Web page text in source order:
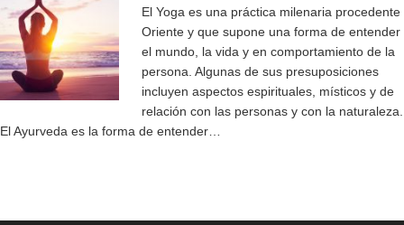
El Yoga es una práctica milenaria procedente
Oriente y que supone una forma de entender
el mundo, la vida y en comportamiento de la
persona. Algunas de sus presuposiciones
incluyen aspectos espirituales, místicos y de
relación con las personas y con la naturaleza.
El Ayurveda es la forma de entender…